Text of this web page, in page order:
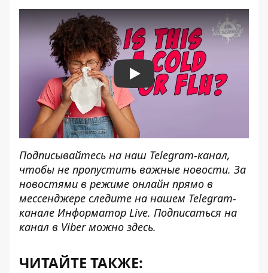
Play
Подписывайтесь на наш Telegram-канал,
чтобы не пропустить важные новости. За
новостями в режиме онлайн прямо в
мессенджере следите на нашем Telegram-
канале Информатор Live. Подписаться на
канал в Viber можно здесь.
ЧИТАЙТЕ ТАКЖЕ: